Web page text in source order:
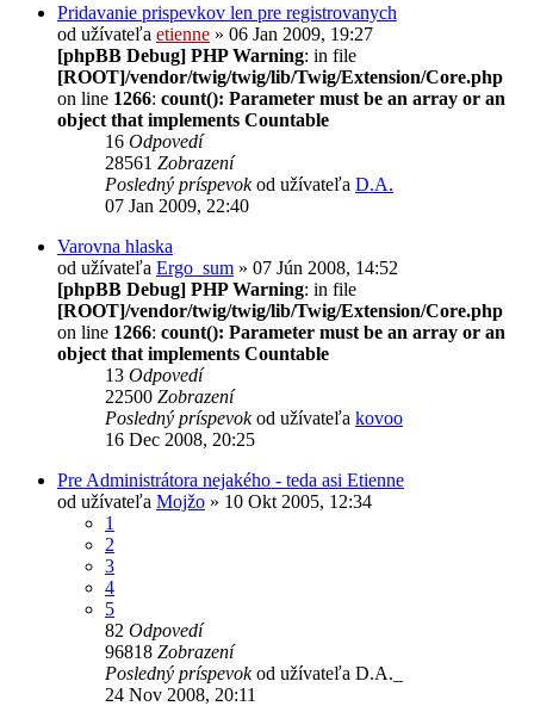
Pridavanie prispevkov len pre registrovanych
od užívateľa etienne » 06 Jan 2009, 19:27
[phpBB Debug] PHP Warning: in file
[ROOT]/vendor/twig/twig/lib/Twig/Extension/Core.php
on line 1266: count(): Parameter must be an array or an
object that implements Countable
16 Odpovedí
28561 Zobrazení
Posledný príspevokod užívateľa D.A.
07 Jan 2009, 22:40
Varovna hlaska
od užívateľa Ergo_sum » 07 Jún 2008, 14:52
[phpBB Debug] PHP Warning: in file
[ROOT]/vendor/twig/twig/lib/Twig/Extension/Core.php
on line 1266: count(): Parameter must be an array or an
object that implements Countable
13 Odpovedí
22500 Zobrazení
Posledný príspevokod užívateľa kovoo
16 Dec 2008, 20:25
Pre Administrátora nejakého - teda asi Etienne
od užívateľa Mojžo » 10 Okt 2005, 12:34
1
2
3
4
5
82 Odpovedí
96818 Zobrazení
Posledný príspevokod užívateľa D.A._
24 Nov 2008, 20:11